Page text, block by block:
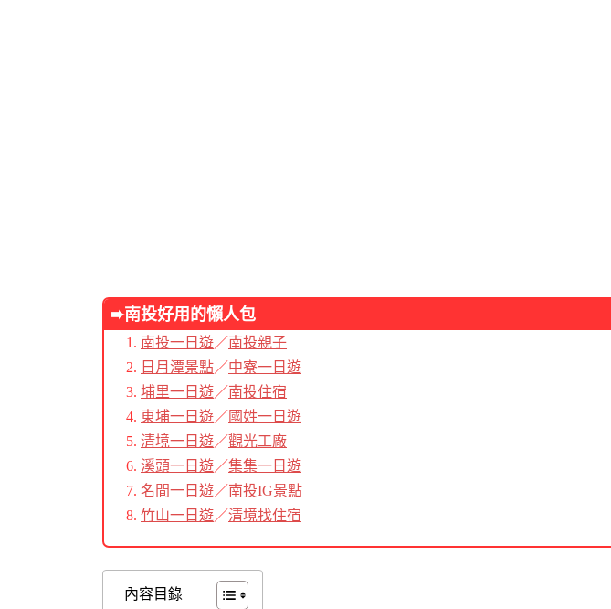
➨南投好用的懶人包
南投一日遊／南投親子
日月潭景點／中寮一日遊
埔里一日遊／南投住宿
東埔一日遊／ 國姓一日遊
清境一日遊／觀光工廠
溪頭一日遊／集集一日遊
名間一日遊／南投IG景點
竹山一日遊／清境找住宿
內容目錄